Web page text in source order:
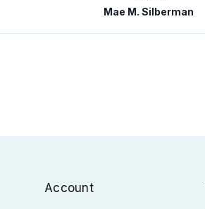
Mae M. Silberman
Account